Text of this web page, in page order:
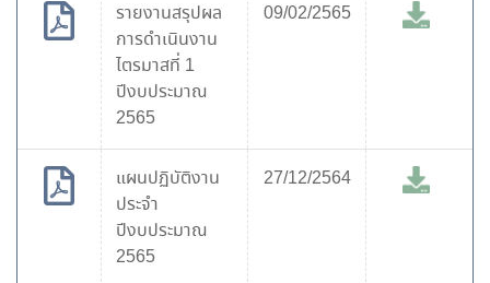
รายงานสรุปผล
การดำเนินงาน
ไตรมาสที่ 1
ปีงบประมาณ
2565
09/02/2565
แผนปฏิบัติงาน
ประจำ
ปีงบประมาณ
2565
27/12/2564